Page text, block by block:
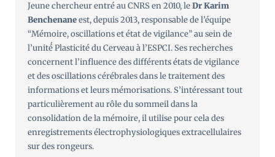
Jeune chercheur entré au CNRS en 2010, leDr Karim
Benchenaneest, depuis 2013, responsable de l’équipe
“Mémoire, oscillations et état de vigilance” au sein de
l’unité́ Plasticité du Cerveau à l’ESPCI. Ses recherches
concernent l’influence des différents états de vigilance
et des oscillations cérébrales dans le traitement des
informations et leurs mémorisations. S’intéressant tout
particulièrement au rôle du sommeil dans la
consolidation de la mémoire, il utilise pour cela des
enregistrements électrophysiologiques extracellulaires
sur des rongeurs.